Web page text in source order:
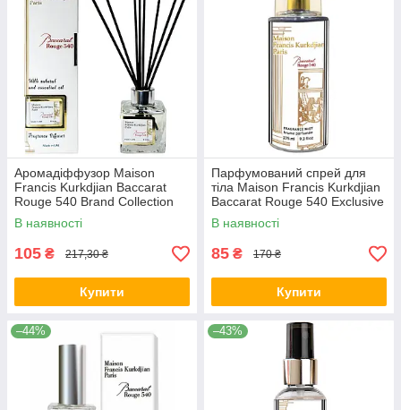
Аромадіффузор Maison
Francis Kurkdjian Baccarat
Rouge 540 Brand Collection
85 мл
В наявності
105 ₴ 217,30 ₴
Купити
Парфумований спрей для
тіла Maison Francis Kurkdjian
Baccarat Rouge 540 Exclusive
EURO 275 мл
В наявності
85 ₴ 170 ₴
Купити
–44% –43%